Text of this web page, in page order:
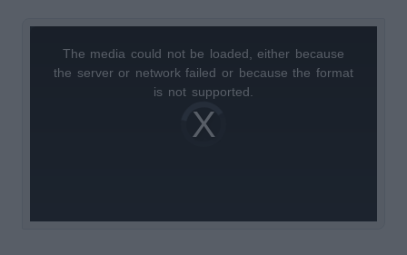
Video
Player
loading.
The media could not be loaded, either because
the server or network failed or because the format
is not supported.